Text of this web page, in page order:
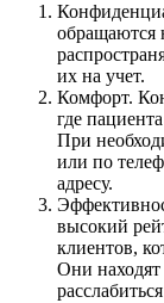
обращаются
их на учет.
Комфорт.
где
При
или по
адресу.
высокий
клиентов,
Они находят